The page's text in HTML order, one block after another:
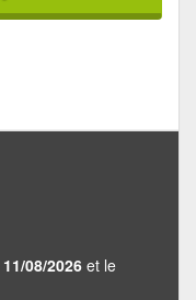
11/08/2026 et le